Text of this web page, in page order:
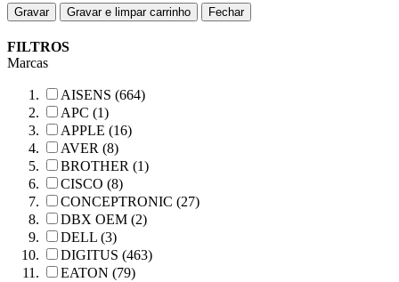
Gravar Gravar e limpar carrinho Fechar
FILTROS
Marcas
AISENS (664)
APC (1)
APPLE (16)
AVER (8)
BROTHER (1)
CISCO (8)
CONCEPTRONIC (27)
DBX OEM (2)
DELL (3)
DIGITUS (463)
EATON (79)